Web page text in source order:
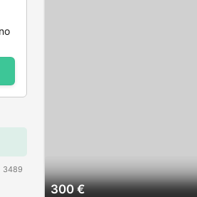
3489
300 €